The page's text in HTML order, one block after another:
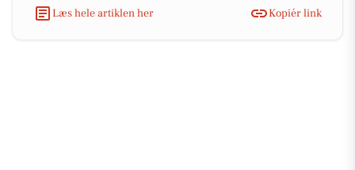
Læs hele artiklen her Kopiér link